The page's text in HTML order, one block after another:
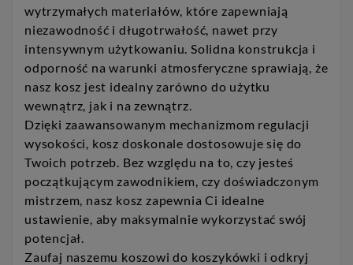
wytrzymałych materiałów, które zapewniają
niezawodność i długotrwałość, nawet przy
intensywnym użytkowaniu. Solidna konstrukcja i
odporność na warunki atmosferyczne sprawiają, że
nasz kosz jest idealny zarówno do użytku
wewnątrz, jak i na zewnątrz.
Dzięki zaawansowanym mechanizmom regulacji
wysokości, kosz doskonale dostosowuje się do
Twoich potrzeb. Bez względu na to, czy jesteś
początkującym zawodnikiem, czy doświadczonym
mistrzem, nasz kosz zapewnia Ci idealne
ustawienie, aby maksymalnie wykorzystać swój
potencjał.
Zaufaj naszemu koszowi do koszykówki i odkryj